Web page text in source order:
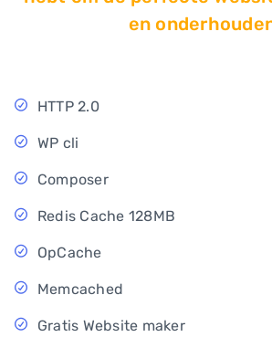
en
HTTP 2.0
WP cli
Composer
Redis Cache 128MB
OpCache
Memcached
Gratis Website maker